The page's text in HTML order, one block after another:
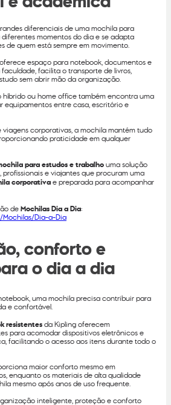
diferenciais de uma mochila para
momentos do dia e se adapta
de quem está sempre em movimento.
espaço para notebook, documentos e
facilita o transporte de livros,
sem abrir mão da organização.
híbrido ou home office também encontra uma
equipamentos entre casa, escritório e
viagens corporativas, a mochila mantém tudo
praticidade em qualquer
para estudos e trabalhouma solução
e viajantes que procuram uma
corporativae preparada para acompanhar
deMochilas Dia a Dia:
Dia-a-Dia
conforto e
o dia a dia
uma mochila precisa contribuir para
e confortável.
resistentesda Kipling oferecem
para acomodar dispositivos eletrônicos e
facilitando o acesso aos itens durante todo o
maior conforto mesmo em
enquanto os materiais de alta qualidade
mesmo após anos de uso frequente.
inteligente, proteção e conforto